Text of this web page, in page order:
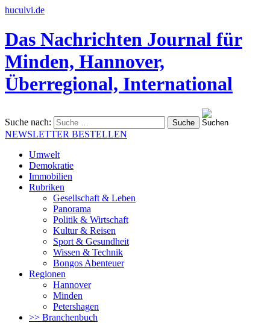
huculvi.de
Das Nachrichten Journal für
Minden, Hannover,
Überregional, International
Suche nach:
NEWSLETTER BESTELLEN
Umwelt
Demokratie
Immobilien
Rubriken
Gesellschaft & Leben
Panorama
Politik & Wirtschaft
Kultur & Reisen
Sport & Gesundheit
Wissen & Technik
Bongos Abenteuer
Regionen
Hannover
Minden
Petershagen
>> Branchenbuch